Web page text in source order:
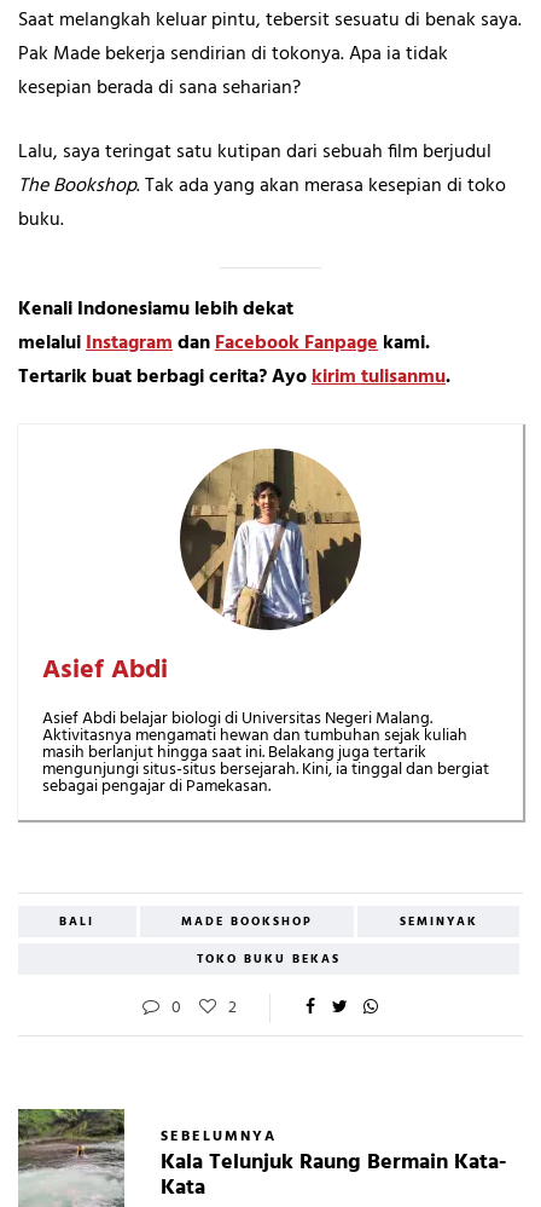
Saat melangkah keluar pintu, tebersit sesuatu di benak saya.
Pak Made bekerja sendirian di tokonya. Apa ia tidak
kesepian berada di sana seharian?
Lalu, saya teringat satu kutipan dari sebuah film berjudul
The Bookshop. Tak ada yang akan merasa kesepian di toko
buku.
Kenali Indonesiamu lebih dekat
melaluiInstagramdanFacebook Fanpagekami.
Tertarik buat berbagi cerita? Ayokirim tulisanmu.
Asief Abdi
Asief Abdi belajar biologi di Universitas Negeri Malang.
Aktivitasnya mengamati hewan dan tumbuhan sejak kuliah
masih berlanjut hingga saat ini. Belakang juga tertarik
mengunjungi situs-situs bersejarah. Kini, ia tinggal dan bergiat
sebagai pengajar di Pamekasan.
BALI MADE BOOKSHOP
SEMINYAK
TOKO BUKU BEKAS
0 2
SEBELUMNYA
Kala Telunjuk Raung Bermain Kata-
Kata